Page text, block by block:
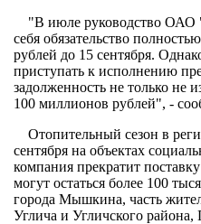
"В июле руководство ОАО
себя обязательство
рублей до 15 сентября.
приступать к исполнению
задолженность не только не
100 миллионов рублей", -
Отопительный сезон в
сентября на объектах
компания прекратит
могут остаться более 100
города Мышкина, часть
Углича и Угличского района,